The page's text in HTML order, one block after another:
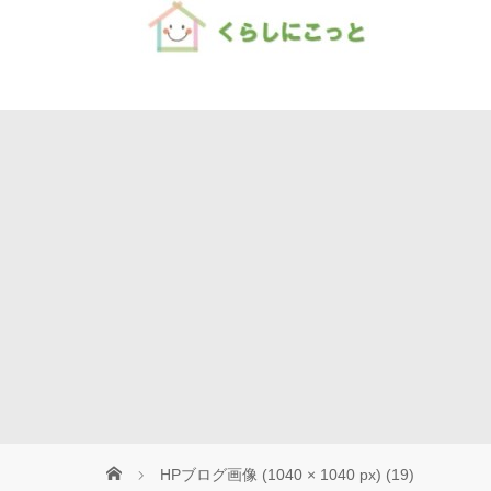
HPブログ画像 (1040 × 1040 px) (19)